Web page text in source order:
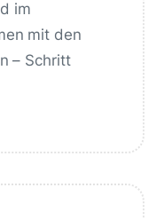
im
mit den
– Schritt